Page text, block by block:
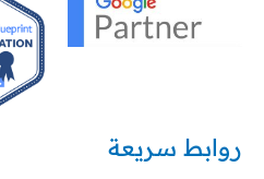
روابط سريعة